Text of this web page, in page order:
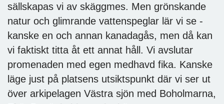
sällskapas vi av skäggmes. Men grönskande
natur och glimrande vattenspeglar lär vi se -
kanske en och annan kanadagås, men då kan
vi faktiskt titta åt ett annat håll. Vi avslutar
promenaden med egen medhavd fika. Kanske
läge just på platsens utsiktspunkt där vi ser ut
över arkipelagen Västra sjön med Boholmarna,